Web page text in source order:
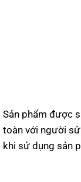
Sản phẩm được
toàn với người
khi sử dụng sản